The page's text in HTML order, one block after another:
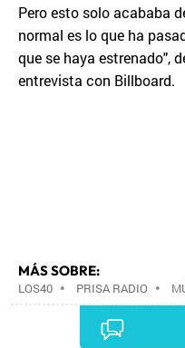
Pero esto solo acababa
normal es lo que ha
que se haya estrenado",
entrevista con Billboard.
MÁS SOBRE:
LOS40 • PRISA RADIO •
GRUPO PRISA•GRUPO
COMUNICACIÓN•